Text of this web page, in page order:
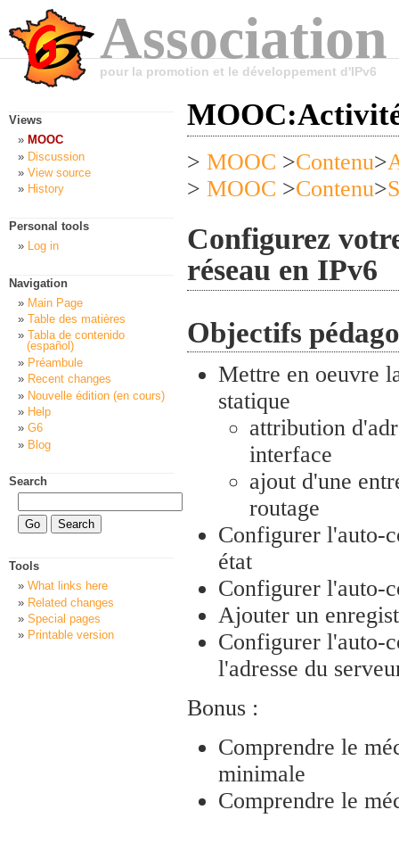
pour la promotion et le développement d'IPv6
> MOOC >Contenu>
> MOOC >Contenu>
Configurez
réseau en IPv6
Objectifs
Mettre en oeuvre
statique
attribution
interface
ajout d'une
routage
Configurer l'auto-
état
Configurer l'auto-
Ajouter un
Configurer l'auto-
l'adresse du
Bonus :
Comprendre le
minimale
Comprendre le
Views
MOOC
Discussion
View source
History
Personal tools
Log in
Navigation
Main Page
Table des matières
Tabla de contenido
(español)
Préambule
Recent changes
Nouvelle édition (en cours)
Help
G6
Blog
Search
Tools
What links here
Related changes
Special pages
Printable version